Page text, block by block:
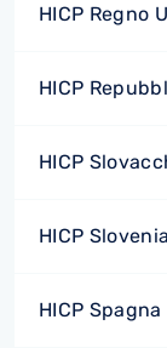
HICP Regno
HICP
HICP
HICP Slovenia
HICP Spagna